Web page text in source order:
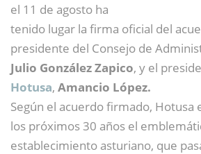
el 11 de agosto ha
tenido lugar la firma oficial del
presidente del Consejo de
Julio González Zapico, y el
Hotusa, Amancio López.
Según el acuerdo firmado, Hotusa
los próximos 30 años el
establecimiento asturiano, que